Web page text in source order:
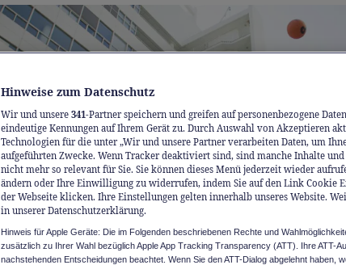
Hinweise zum Datenschutz
Wir und unsere 341-Partner speichern und greifen auf personenbezogene
eindeutige Kennungen auf Ihrem Gerät zu. Durch Auswahl von Akzeptieren
Technologien für die unter „Wir und unsere Partner verarbeiten Daten, um
aufgeführten Zwecke. Wenn Tracker deaktiviert sind, sind manche Inhalte
nicht mehr so relevant für Sie. Sie können dieses Menü jederzeit wieder
ändern oder Ihre Einwilligung zu widerrufen, indem Sie auf den Link Cookie
der Webseite klicken. Ihre Einstellungen gelten innerhalb unseres Website.
in unserer Datenschutzerklärung.
Hinweis für Apple Geräte: Die im Folgenden beschriebenen Rechte und
zusätzlich zu Ihrer Wahl bezüglich Apple App Tracking Transparency (ATT). Ihre ATT-
nachstehenden Entscheidungen beachtet. Wenn Sie den ATT-Dialog abgelehnt haben,